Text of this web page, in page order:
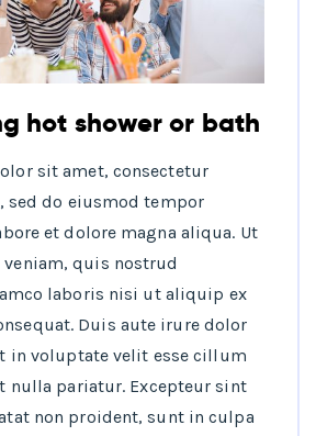
hot shower or bath
sit amet, consectetur
do eiusmod tempor
et dolore magna aliqua. Ut
quis nostrud
laboris nisi ut aliquip ex
Duis aute irure dolor
in voluptate velit esse cillum
nulla pariatur. Excepteur sint
non proident, sunt in culpa